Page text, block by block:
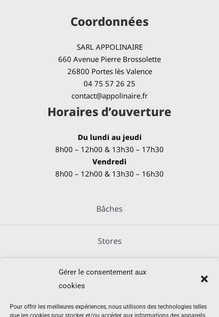
Gérer le consentement aux
cookies
Pour offrir les meilleures expériences, nous utilisons des technologies telles
que les cookies pour stocker et/ou accéder aux informations des appareils.
Coordonnées
SARL APPOLINAIRE
660 Avenue Pierre Brossolette
26800 Portes lès Valence
04 75 57 26 25
contact@appolinaire.fr
Horaires d’ouverture
Du lundi au jeudi
8h00 – 12h00 & 13h30 – 17h30
Vendredi
8h00 – 12h00 & 13h30 – 16h30
Bâches
Stores
Métallerie
Équipements agricoles